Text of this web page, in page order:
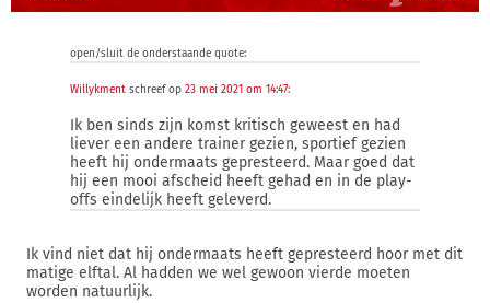
open/sluit de onderstaande quote:
Willykment schreef op 23 mei 2021 om 14:47:
Ik ben sinds zijn komst kritisch geweest en had
liever een andere trainer gezien, sportief gezien
heeft hij ondermaats gepresteerd. Maar goed dat
hij een mooi afscheid heeft gehad en in de play-
offs eindelijk heeft geleverd.
Ik vind niet dat hij ondermaats heeft gepresteerd hoor met dit
matige elftal. Al hadden we wel gewoon vierde moeten
worden natuurlijk.